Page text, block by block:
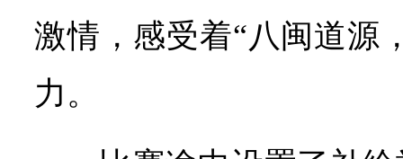
激情，感受着“八闽道源
力。